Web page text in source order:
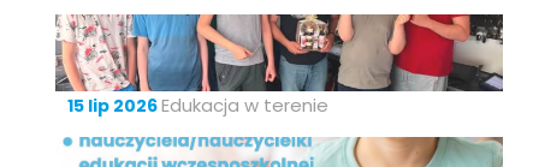
15 lip 2026Edukacja w terenie